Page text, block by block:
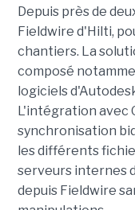
Depuis près de
Fieldwire d'Hilti,
chantiers. La
composé
logiciels
L'intégration avec
synchronisation
les différents
serveurs internes
depuis Fieldwire